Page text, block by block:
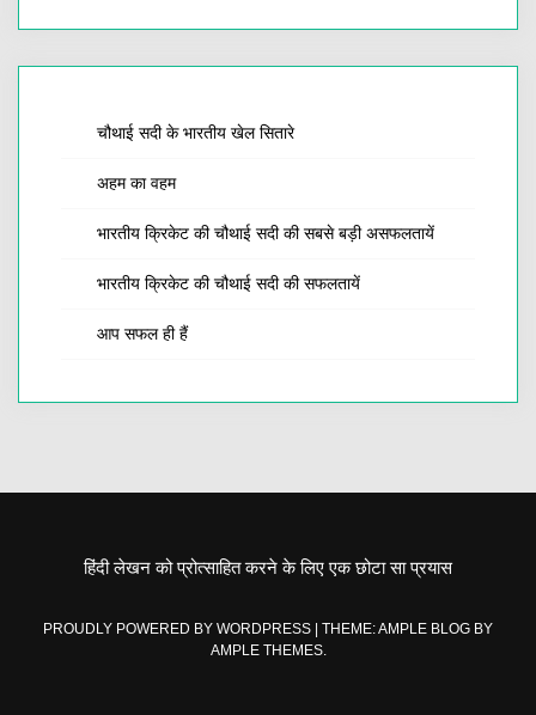
चौथाई सदी के भारतीय खेल सितारे
अहम का वहम
भारतीय क्रिकेट की चौथाई सदी की सबसे बड़ी असफलतायें
भारतीय क्रिकेट की चौथाई सदी की सफलतायें
आप सफल ही हैं
हिंदी लेखन को प्रोत्साहित करने के लिए एक छोटा सा प्रयास
PROUDLY POWERED BY WORDPRESS
THEME: AMPLE BLOG BY
AMPLE THEMES.